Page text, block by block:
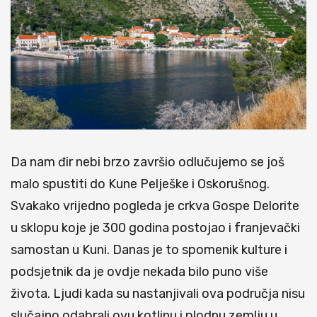
Da nam đir nebi brzo završio odlučujemo se još
malo spustiti do Kune Pelješke i Oskorušnog.
Svakako vrijedno pogleda je crkva Gospe Delorite
u sklopu koje je 300 godina postojao i franjevački
samostan u Kuni. Danas je to spomenik kulture i
podsjetnik da je ovdje nekada bilo puno više
života. Ljudi kada su nastanjivali ova područja nisu